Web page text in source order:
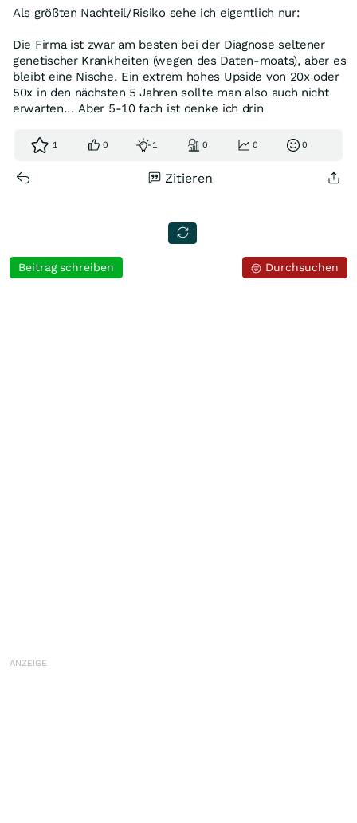
Als größten Nachteil/Risiko sehe ich eigentlich nur:
Die Firma ist zwar am besten bei der Diagnose seltener
genetischer Krankheiten (wegen des Daten-moats), aber es
bleibt eine Nische. Ein extrem hohes Upside von 20x oder
50x in den nächsten 5 Jahren sollte man also auch nicht
erwarten... Aber 5-10 fach ist denke ich drin
1 0 1 0 0 0
Zitieren
Durchsuchen
Beitrag schreiben